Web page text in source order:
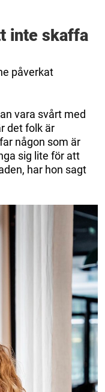
inte skaffa
påverkat
vara svårt med
det folk är
någon som är
sig lite för att
har hon sagt